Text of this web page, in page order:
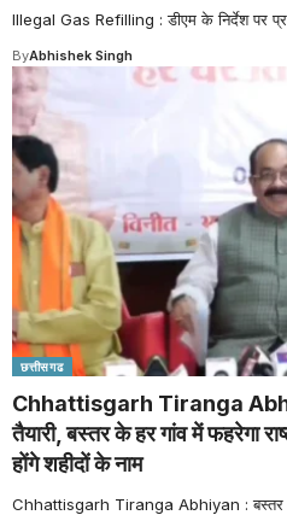
Illegal Gas Refilling : डीएम के निर्देश पर
ByAbhishek Singh
छत्तीसगढ
Chhattisgarh Tiranga
तैयारी, बस्तर के हर गांव में फहरेगा
होंगे शहीदों के नाम
Chhattisgarh Tiranga Abhiyan : बस्तर के